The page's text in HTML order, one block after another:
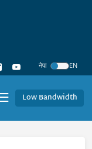
नेपा
EN
Low Bandwidth